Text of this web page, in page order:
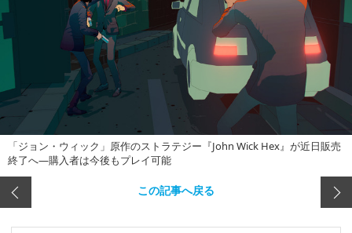
「ジョン・ウィック」原作のストラテジー『John Wick Hex』が近日販売
終了へ―購入者は今後もプレイ可能
この記事へ戻る